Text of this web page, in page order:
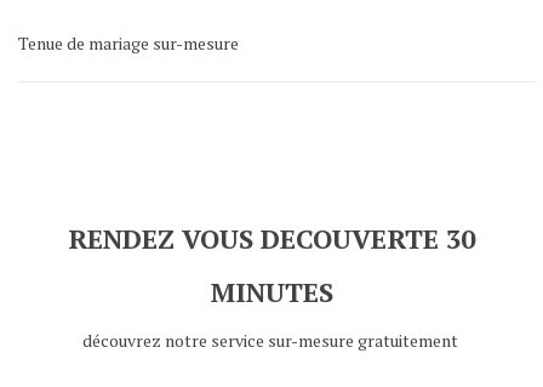
Tenue de mariage sur-mesure
RENDEZ VOUS DECOUVERTE 30
MINUTES
découvrez notre service sur-mesure gratuitement